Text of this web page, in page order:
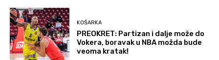
KOŠARKA
PREOKRET: Partizan i dalje može do
Vokera, boravak u NBA možda bude
veoma kratak!